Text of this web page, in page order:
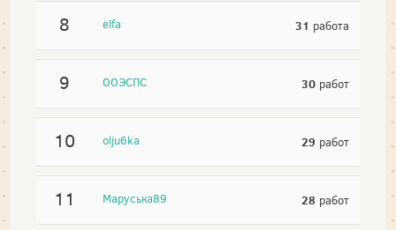
8 elfa 31 работа
9 ООЭСПС 30 работ
10 olju6ka 29 работ
11 Маруська89 28 работ